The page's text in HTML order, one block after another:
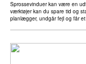
Sprossevinduer kan være en
værktøjer kan du spare tid og
planlægger, undgår fejl og får